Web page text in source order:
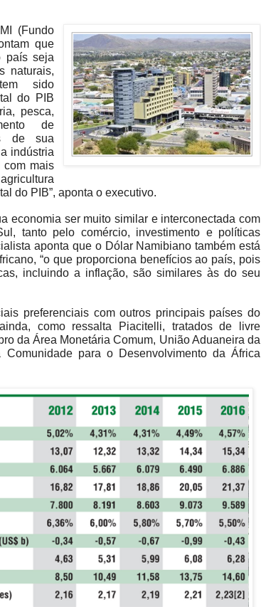
(Fundo
que
país seja
naturais,
sido
do PIB
pesca,
de
de sua
indústria
com mais
do PIB”, aponta o executivo.
economia ser muito similar e interconectada com
tanto pelo comércio, investimento e políticas
aponta que o Dólar Namibiano também está
“o que proporciona benefícios ao país, pois
incluindo a inflação, são similares às do seu
preferenciais com outros principais países do
como ressalta Piacitelli, tratados de livre
da Área Monetária Comum, União Aduaneira da
para o Desenvolvimento da África